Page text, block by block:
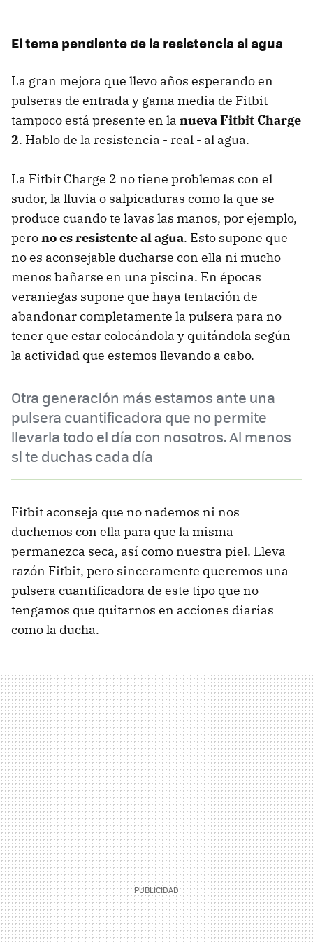
El tema pendiente de la resistencia al agua
La gran mejora que llevo años esperando en
pulseras de entrada y gama media de Fitbit
tampoco está presente en la nueva Fitbit Charge
2. Hablo de la resistencia - real - al agua.
La Fitbit Charge 2 no tiene problemas con el
sudor, la lluvia o salpicaduras como la que se
produce cuando te lavas las manos, por ejemplo,
perono es resistente al agua. Esto supone que
no es aconsejable ducharse con ella ni mucho
menos bañarse en una piscina. En épocas
veraniegas supone que haya tentación de
abandonar completamente la pulsera para no
tener que estar colocándola y quitándola según
la actividad que estemos llevando a cabo.
Otra generación más estamos ante una
pulsera cuantificadora que no permite
llevarla todo el día con nosotros. Al menos
si te duchas cada día
Fitbit aconseja que no nademos ni nos
duchemos con ella para que la misma
permanezca seca, así como nuestra piel. Lleva
razón Fitbit, pero sinceramente queremos una
pulsera cuantificadora de este tipo que no
tengamos que quitarnos en acciones diarias
como la ducha.